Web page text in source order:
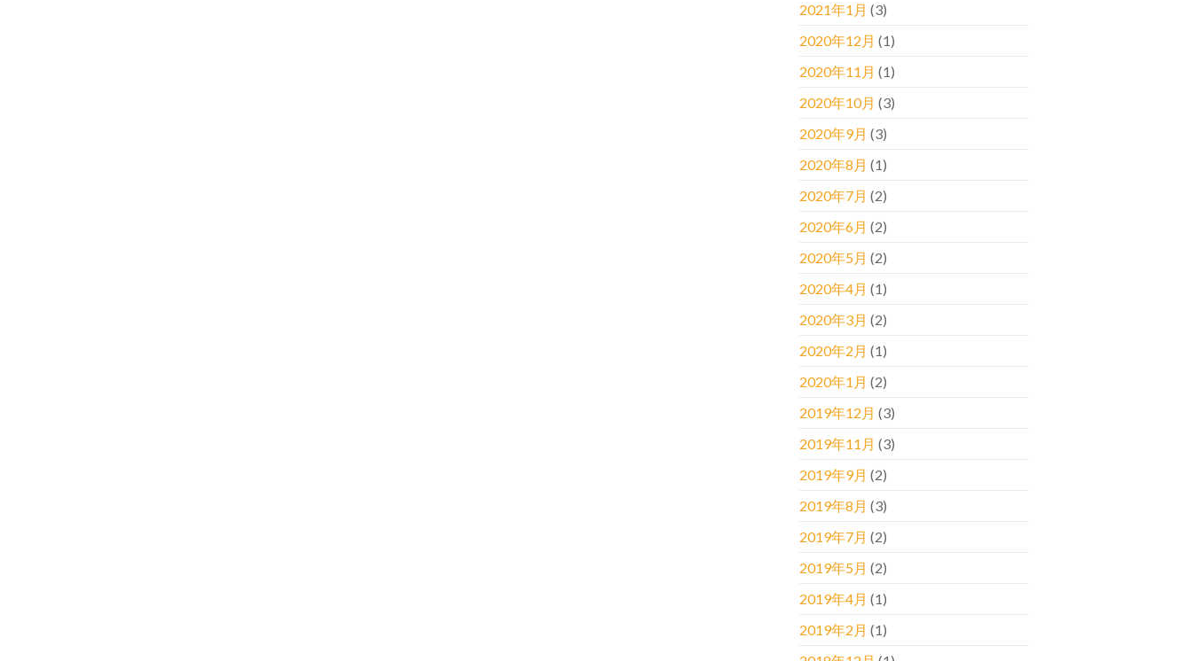
2021年1月 (3)
2020年12月 (1)
2020年11月 (1)
2020年10月 (3)
2020年9月 (3)
2020年8月 (1)
2020年7月 (2)
2020年6月 (2)
2020年5月 (2)
2020年4月 (1)
2020年3月 (2)
2020年2月 (1)
2020年1月 (2)
2019年12月 (3)
2019年11月 (3)
2019年9月 (2)
2019年8月 (3)
2019年7月 (2)
2019年5月 (2)
2019年4月 (1)
2019年2月 (1)